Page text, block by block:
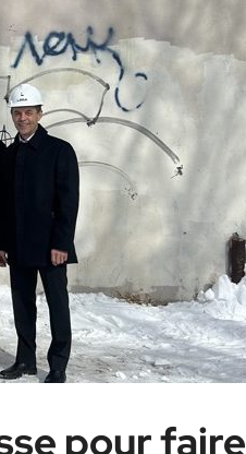
pour faire